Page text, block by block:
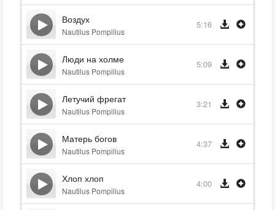
Воздух
Nautilus Pompilius
5:16
Люди на холме
Nautilus Pompilius
5:09
Летучий фрегат
Nautilus Pompilius
3:21
Матерь богов
Nautilus Pompilius
4:37
Хлоп хлоп
Nautilus Pompilius
4:00